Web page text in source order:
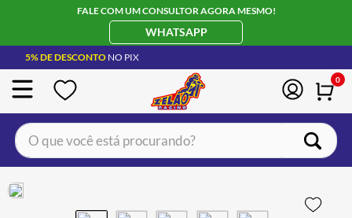
FALE COM UM CONSULTOR AGORA MESMO!
WHATSAPP
5% DE DESCONTO NO PIX
0
O que você está procurando?